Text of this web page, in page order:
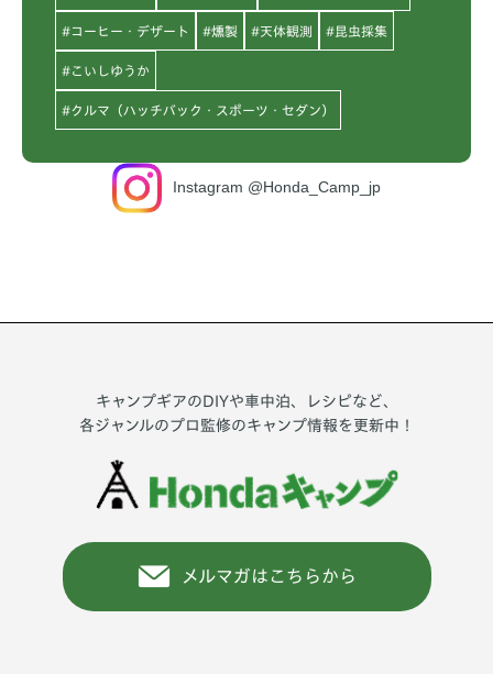
#コーヒー・デザート #燻製 #天体観測 #昆虫採集
#こいしゆうか
#クルマ（ハッチバック・スポーツ・セダン）
Instagram @Honda_Camp_jp
キャンプギアのDIYや車中泊、レシピなど、
各ジャンルのプロ監修のキャンプ情報を更新中！
メルマガはこちらから